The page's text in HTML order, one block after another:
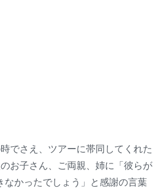
でさえ、ツアーに帯同してくれた
お子さん、ご両親、姉に「彼らが
なかったでしょう」と感謝の言葉